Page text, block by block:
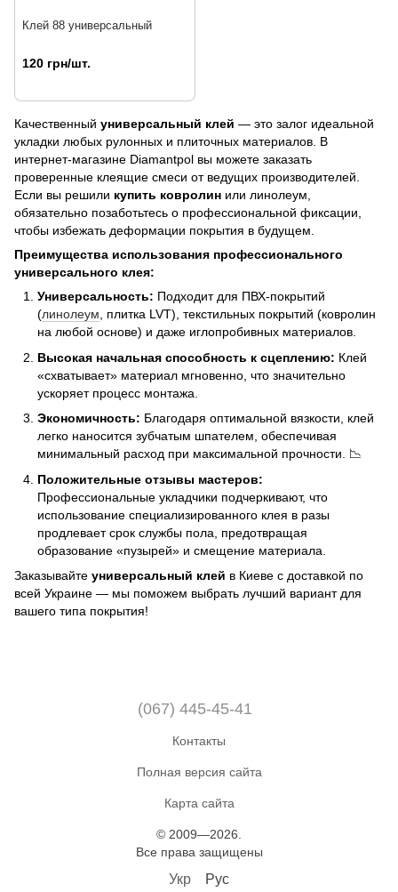
Клей 88 универсальный
120 грн/шт.
Качественный универсальный клей — это залог идеальной
укладки любых рулонных и плиточных материалов. В
интернет-магазине Diamantpol вы можете заказать
проверенные клеящие смеси от ведущих производителей.
Если вы решили купить ковролин или линолеум,
обязательно позаботьтесь о профессиональной фиксации,
чтобы избежать деформации покрытия в будущем.
Преимущества использования профессионального
универсального клея:
Универсальность: Подходит для ПВХ-покрытий
(линолеум, плитка LVT), текстильных покрытий (ковролин
на любой основе) и даже иглопробивных материалов.
Высокая начальная способность к сцеплению: Клей
«схватывает» материал мгновенно, что значительно
ускоряет процесс монтажа.
Экономичность: Благодаря оптимальной вязкости, клей
легко наносится зубчатым шпателем, обеспечивая
минимальный расход при максимальной прочности. 📉
Положительные отзывы мастеров:
Профессиональные укладчики подчеркивают, что
использование специализированного клея в разы
продлевает срок службы пола, предотвращая
образование «пузырей» и смещение материала.
Заказывайте универсальный клей в Киеве с доставкой по
всей Украине — мы поможем выбрать лучший вариант для
вашего типа покрытия!
(067) 445-45-41
Контакты
Полная версия сайта
Карта сайта
© 2009—2026.
Все права защищены
Укр Рус